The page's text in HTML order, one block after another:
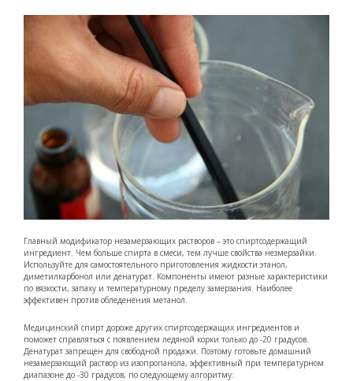
Главный модификатор незамерзающих растворов – это спиртсодержащий
ингредиент. Чем больше спирта в смеси, тем лучше свойства незмерзайки.
Используйте для самостоятельного приготовления жидкости этанол,
диметилкарбонол или денатурат. Компоненты имеют разные характеристики
по вязкости, запаху и температурному пределу замерзания. Наиболее
эффективен против обледенения метанол.
Медицинский спирт дороже других спиртсодержащих ингредиентов и
поможет справляться с появлением ледяной корки только до -20 градусов.
Денатурат запрещен для свободной продажи. Поэтому готовьте домашний
незамерзающий раствор из изопропанола, эффективный при температурном
диапазоне до -30 градусов, по следующему алгоритму: